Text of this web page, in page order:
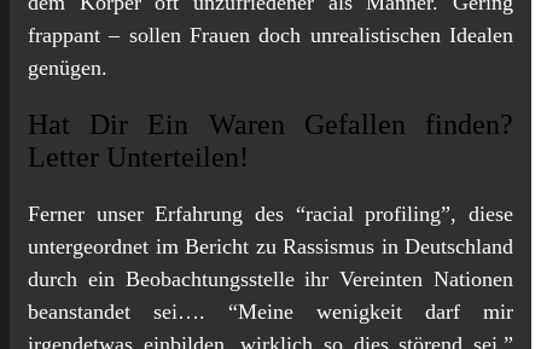
frappant – sollen Frauen doch unrealistischen Idealen
genügen.
Hat Dir Ein Waren Gefallen finden?
Letter Unterteilen!
Ferner unser Erfahrung des “racial profiling”, diese
untergeordnet im Bericht zu Rassismus in Deutschland
durch ein Beobachtungsstelle ihr Vereinten Nationen
beanstandet sei…. “Meine wenigkeit darf mir
irgendetwas einbilden, wirklich so dies störend sei,”